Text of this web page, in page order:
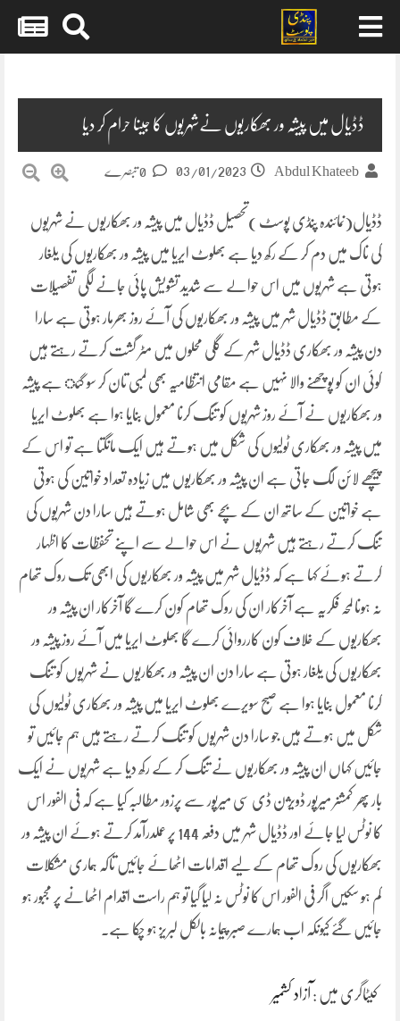
ڈڈیال میں پیشہ ور بھکاریوں نےشہریوں کا جینا حرام کر دیا
Abdul Khateeb
03/01/2023
ڈڈیال(نمائندہ پنڈی پوسٹ )تحصیل ڈڈیال میں پیشہ ور بھکاریوں نے شہریوں
کی ناک میں دم کر کے رکھ دیا ہے بھلوٹ ایریا میں پیشہ ور بھکاریوں کی یلغار
ہوتی ہے شہریوں میں اس حوالے سے شدید تشویش پائی جانے لگی تفصیلات
کے مطابق ڈڈیال شہر میں پیشہ ور بھکاریوں کی آئے روز بھرمار ہوتی ہے سارا
دن پیشہ ور بھکاری ڈڈیال شہر کے گلی محلوں میں مٹر گشت کرتے رہتے ہیں
کوئی ان کو پوچھنے والا نہیں ہے مقامی انتظامیہ بھی لمبی تان کر سو گئ ہے پیشہ
ور بھکاریوں نے آئے روز شہریوں کو تنگ کرنا معمول بنایا ہوا ہے بھلوٹ ایریا
میں پیشہ ور بھکاری ٹولیوں کی شکل میں ہوتے ہیں ایک مانگتا ہے تو اس کے
پیچھے لائن لگ جاتی ہے ان پیشہ ور بھکاریوں میں زیادہ تعداد خواتین کی ہوتی
ہے خواتین کے ساتھ ان کے بچے بھی شامل ہوتے ہیں سارا دن شہریوں کی
تنگ کرتے رہتے ہیں شہریوں نے اس حوالے سے اپنے تحفظات کا اظہار
کرتے ہوئے کہا ہے کہ ڈڈیال شہر میں پیشہ ور بھکاریوں کی ابھی تک روک تھام
نہ ہونا لمحہ فکریہ ہے آخرکار ان کی روک تھام کون کرے گا آخرکار ان پیشہ ور
بھکاریوں کے خلاف کون کارروائی کرے گا بھلوٹ ایریا میں آئے روز پیشہ ور
بھکاریوں کی یلغار ہوتی ہے سارا دن ان پیشہ ور بھکاریوں نے شہریوں کو تنگ
کرنا معمول بنایا ہوا ہے صبح سویرے بھلوٹ ایریا میں پیشہ ور بھکاری ٹولیوں کی
شکل میں ہوتے ہیں جو سارا دن شہریوں کو تنگ کرتے رہتے ہیں ہم جائیں تو
جائیں کہاں ان پیشہ ور بھکاریوں نے تنگ کر کے رکھ دیا ہے شہریوں نے ایک
بار پھر کمشنر میرپور ڈویژن ڈی سی میرپور سے پرزور مطالبہ کیا ہے کہ فی الفور اس
کا نوٹس لیا جائے اور ڈڈیال شہر میں دفعہ 144 پر عملدرآمد کرتے ہوئے ان پیشہ ور
بھکاریوں کی روک تھام کے لیے اقدامات اٹھائے جائیں تاکہ ہماری مشکلات
کم ہو سکیں اگر فی الفور اس کا نوٹس نہ لیا گیا تو ہم راست اقدام اٹھانے پر مجبور ہو
جائیں گئے کیونکہ اب ہمارے صبر پیمانہ بالکل لبریز ہو چکا ہے۔
کیٹاگری میں : آزاد کشمیر